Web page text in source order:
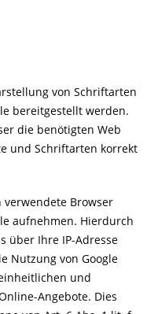
von Schriftarten
bereitgestellt werden.
die benötigten Web
und Schriftarten korrekt
verwendete Browser
aufnehmen. Hierdurch
über Ihre IP-Adresse
Nutzung von Google
und
Angebote. Dies